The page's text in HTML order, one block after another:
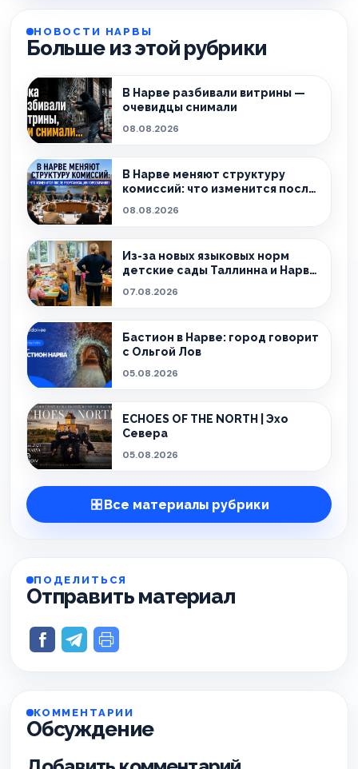
НОВОСТИ НАРВЫ
Больше из этой рубрики
В Нарве разбивали витрины —
очевидцы снимали
08.08.2026
В Нарве меняют структуру
комиссий: что изменится после
08.08.2026
Из-за новых языковых норм
детские сады Таллинна и Нарвы
07.08.2026
Бастион в Нарве: город говорит
с Ольгой Лов
05.08.2026
ECHOES OF THE NORTH | Эхо
Севера
05.08.2026
Все материалы рубрики
ПОДЕЛИТЬСЯ
Отправить материал
КОММЕНТАРИИ
Обсуждение